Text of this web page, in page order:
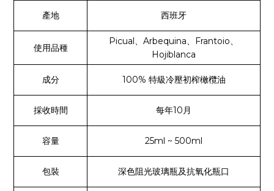
產地 西班牙
使用品種
Picual、Arbequina、Frantoio、
Hojiblanca
成分 100% 特級冷壓初榨橄欖油
採收時間 每年10月
容量 25ml ~ 500ml
包裝 深色阻光玻璃瓶及抗氧化瓶口